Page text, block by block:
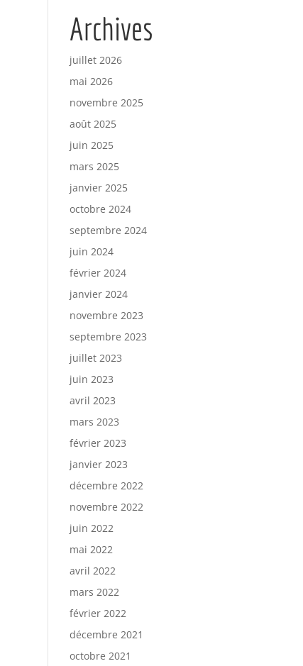
Archives
juillet 2026
mai 2026
novembre 2025
août 2025
juin 2025
mars 2025
janvier 2025
octobre 2024
septembre 2024
juin 2024
février 2024
janvier 2024
novembre 2023
septembre 2023
juillet 2023
juin 2023
avril 2023
mars 2023
février 2023
janvier 2023
décembre 2022
novembre 2022
juin 2022
mai 2022
avril 2022
mars 2022
février 2022
décembre 2021
octobre 2021